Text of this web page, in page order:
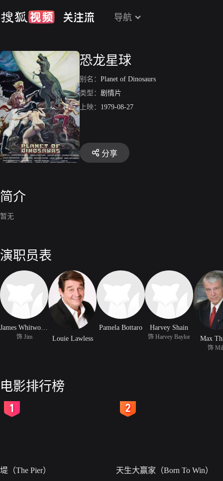
导航
恐龙星球
别名： Planet of Dinosaurs
类型： 剧情片
上映： 1979-08-27
分享
简介
暂无
演职员表
James Whitworth
饰 Jim Louie Lawless
Pamela Bottaro Harvey Shain
饰 Harvey Baylor Max
饰
电影排行榜
堤（The Pier） 天生大赢家（Born To Win）